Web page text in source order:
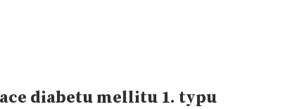
diabetu mellitu 1. typu